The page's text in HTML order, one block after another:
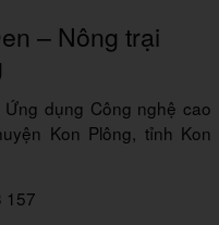
– Nông trại
dụng Công nghệ cao
Kon Plông, tỉnh Kon
157